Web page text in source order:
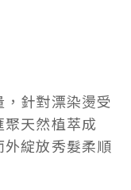
針對漂染燙受
天然植萃成
綻放秀髮柔順